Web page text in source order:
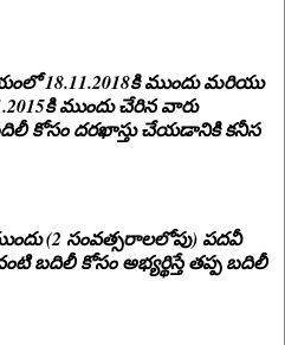
18.11.2018కి ముందు మరియు
ముందు చేరిన వారు
కోసం దరఖాస్తు చేయడానికి కనీస
(2 సంవత్సరాలలోపు) పదవీ
కోసం అభ్యర్థిస్తే తప్ప బదిలీ